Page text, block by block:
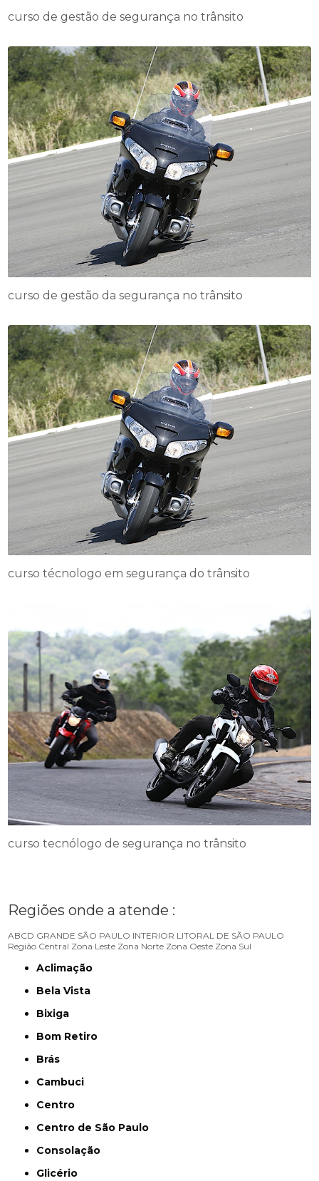
curso de gestão de segurança no trânsito
curso de gestão da segurança no trânsito
curso técnologo em segurança do trânsito
curso tecnólogo de segurança no trânsito
Regiões onde a atende :
ABCD GRANDE SÃO PAULO INTERIOR LITORAL DE SÃO PAULO
Região Central Zona Leste Zona Norte Zona Oeste Zona Sul
Aclimação
Bela Vista
Bixiga
Bom Retiro
Brás
Cambuci
Centro
Centro de São Paulo
Consolação
Glicério